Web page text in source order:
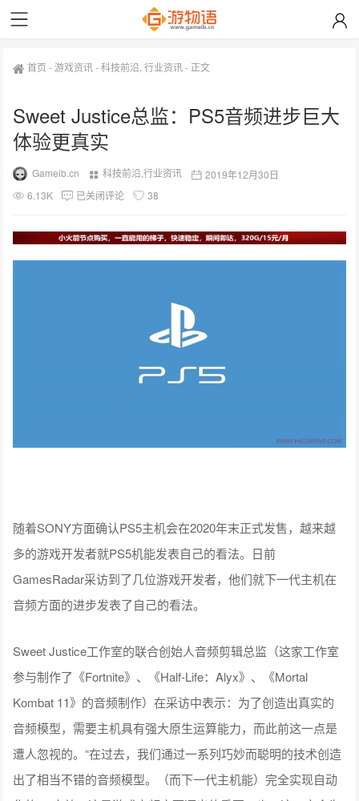
首页 -游戏资讯-科技前沿 ,行业资讯- 正文
Sweet Justice总监：PS5音频进步巨大
体验更真实
Gameib.cn 科技前沿,行业资讯
2019年12月30日
6.13K
已关闭评论 38
随着SONY方面确认PS5主机会在2020年末正式发售，越来越
多的游戏开发者就PS5机能发表自己的看法。日前
GamesRadar采访到了几位游戏开发者，他们就下一代主机在
音频方面的进步发表了自己的看法。
Sweet Justice工作室的联合创始人音频剪辑总监（这家工作室
参与制作了《Fortnite》、《Half-Life：Alyx》、《Mortal
Kombat 11》的音频制作）在采访中表示：为了创造出真实的
音频模型，需要主机具有强大原生运算能力，而此前这一点是
遭人忽视的。“在过去，我们通过一系列巧妙而聪明的技术创造
出了相当不错的音频模型。（而下一代主机能）完全实现自动